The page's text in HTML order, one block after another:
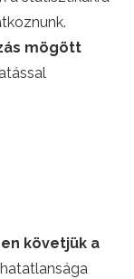
mögött
követjük a